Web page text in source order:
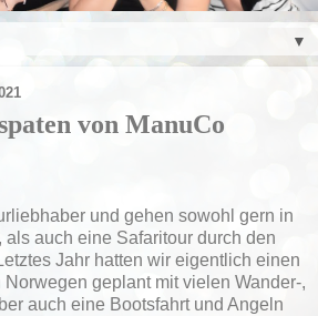
▼
von ManuCo
und gehen sowohl gern in
auch eine Safaritour durch den
Jahr hatten wir eigentlich einen
geplant mit vielen Wander-,
auch eine Bootsfahrt und Angeln